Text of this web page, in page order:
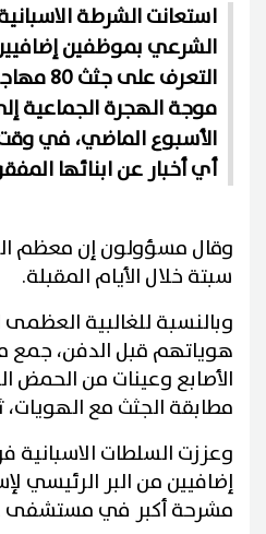
استعانت الشرطة
الشرعي بموظفين
التعرف
موجة الهجرة الجماعية
الأسبوع الماضي، في وقت
أي أخبار عن ابنائها
وقال مسؤولون إن معظم
سبتة خلال الأيام المقبلة.
وبالنسبة للغالبية العظمى
هوياتهم قبل الدفن،
الأصابع وعينات من
مطابقة الجثث مع
إضافيين من البر الرئيسي
مشرحة أكبر في